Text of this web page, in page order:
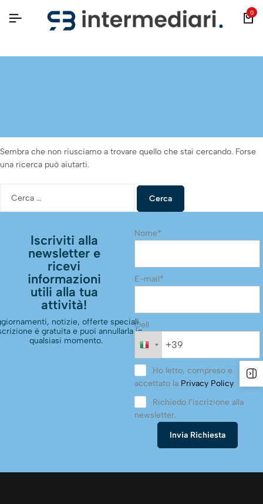
0
Sembra che non riusciamo a trovare quello che stai cercando. Forse
una ricerca può aiutarti.
Iscriviti alla
newsletter e
ricevi
informazioni
utili alla tua
attività!
notizie, offerte speciali.
è gratuita e puoi annullarla in
qualsiasi momento.
Nome*
E-mail*
Cell
Ho letto, compreso e
accettato la Privacy Policy.
Richiedo l’iscrizione alla
newsletter.